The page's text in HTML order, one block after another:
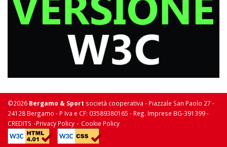
©2026 Bergamo & Sport società cooperativa - Piazzale San Paolo 27 -
24128 Bergamo - P Iva e CF: 03589380165 - Reg. Imprese BG-391399 -
CREDITS -Privacy Policy - Cookie Policy